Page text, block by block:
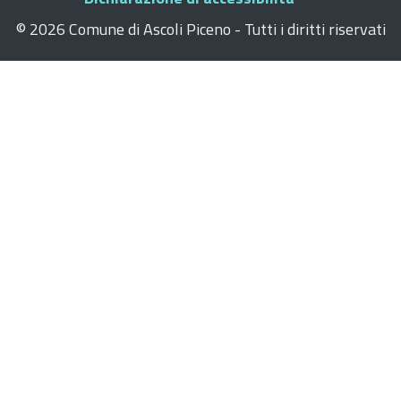
© 2026 Comune di Ascoli Piceno - Tutti i diritti riservati